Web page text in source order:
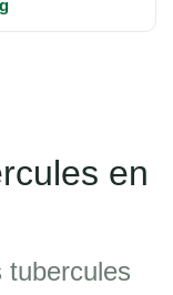
en
tubercules